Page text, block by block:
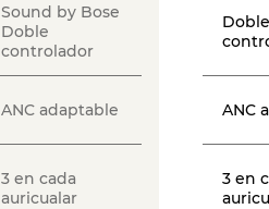
Sound by Bose
Doble
controlador
ANC adaptable
3 en cada
auricualar
Doble
ANC
3 en